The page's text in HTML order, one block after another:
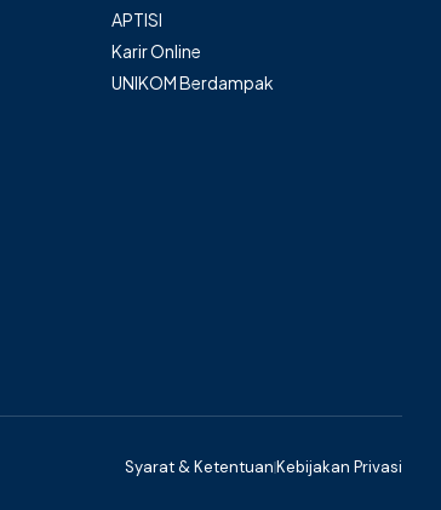
APTISI
Karir Online
UNIKOM Berdampak
Syarat & KetentuanKebijakan Privasi